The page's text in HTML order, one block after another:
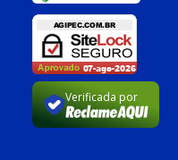
Verificada por